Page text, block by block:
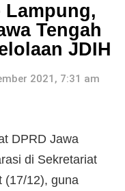
Tengah
JDIH
2021, 7:31 am
DPRD Jawa
di Sekretariat
(17/12), guna